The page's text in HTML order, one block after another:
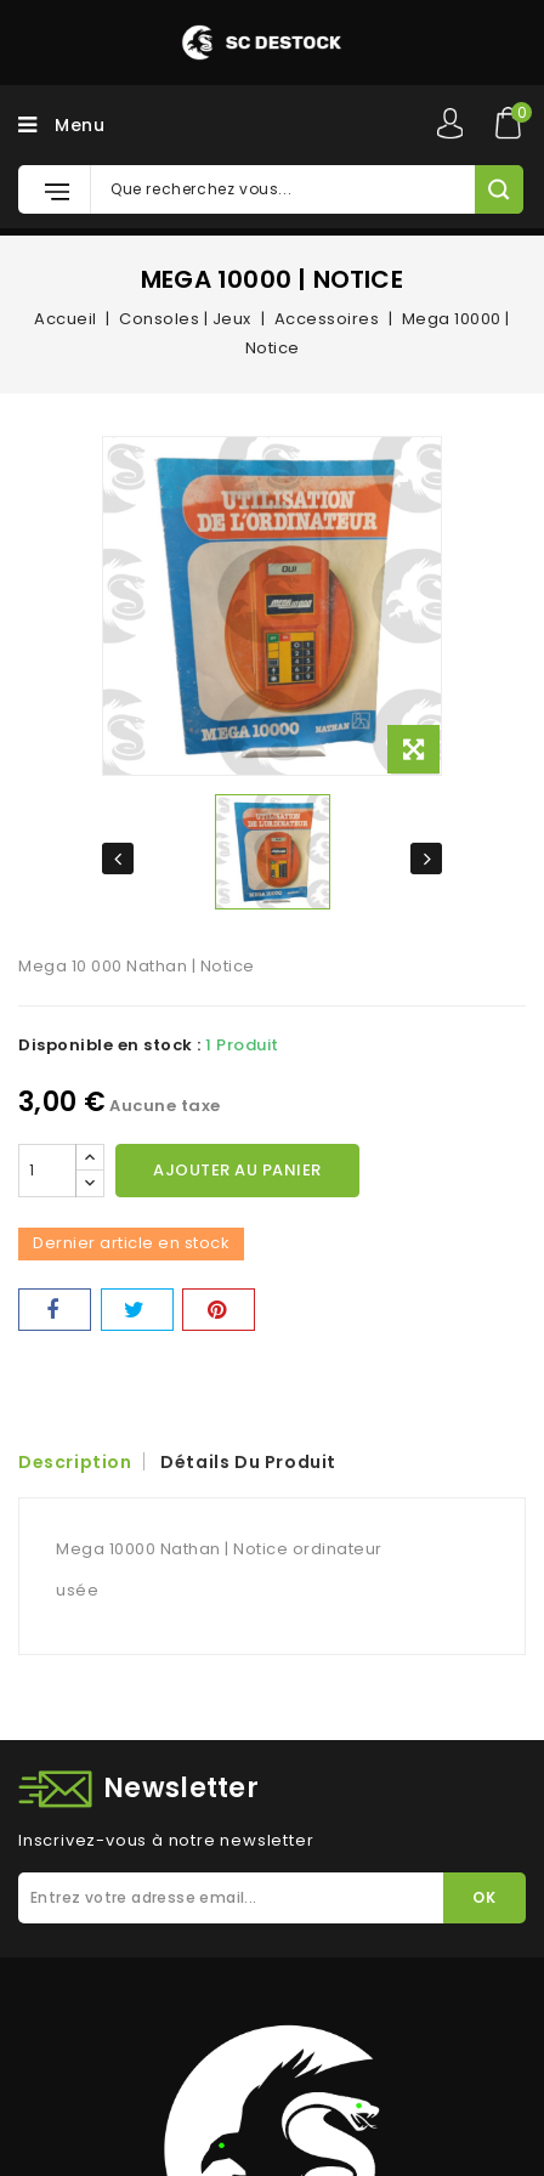
Menu
0
MEGA 10000 | NOTICE
Accueil Consoles | Jeux Accessoires
Mega 10000 |
Notice
Mega 10 000 Nathan | Notice
Disponible en stock : 1 Produit
3,00 € Aucune taxe
AJOUTER AU PANIER
Dernier article en stock
Description Détails Du Produit
Mega 10000 Nathan | Notice ordinateur
usée
Newsletter
Inscrivez-vous à notre newsletter